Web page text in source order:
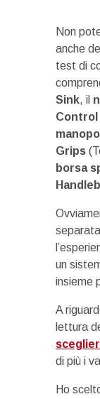
Non
anche
test di
Sink, il
Control
Grips
borsa
un
insieme
A
lettura
di più i
Ho